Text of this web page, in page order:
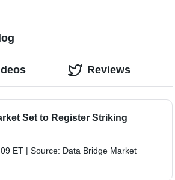
Set to Register Striking
ET | Source: Data Bridge Market
Reviews